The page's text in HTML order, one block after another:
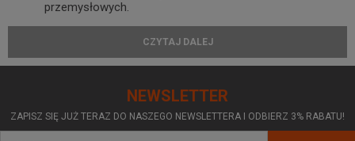
przemysłowych.
Oferta Donmet
Palniki do spawania, cięcia i lutowania –
acetylowe, propanowe i gazowo-tlenowe,
Reduktory gazowe– tlen, acetylen,
CZYTAJ DALEJ
NEWSLETTER
ZAPISZ SIĘ JUŻ TERAZ DO NASZEGO NEWSLETTERA I ODBIERZ 3% RABATU!